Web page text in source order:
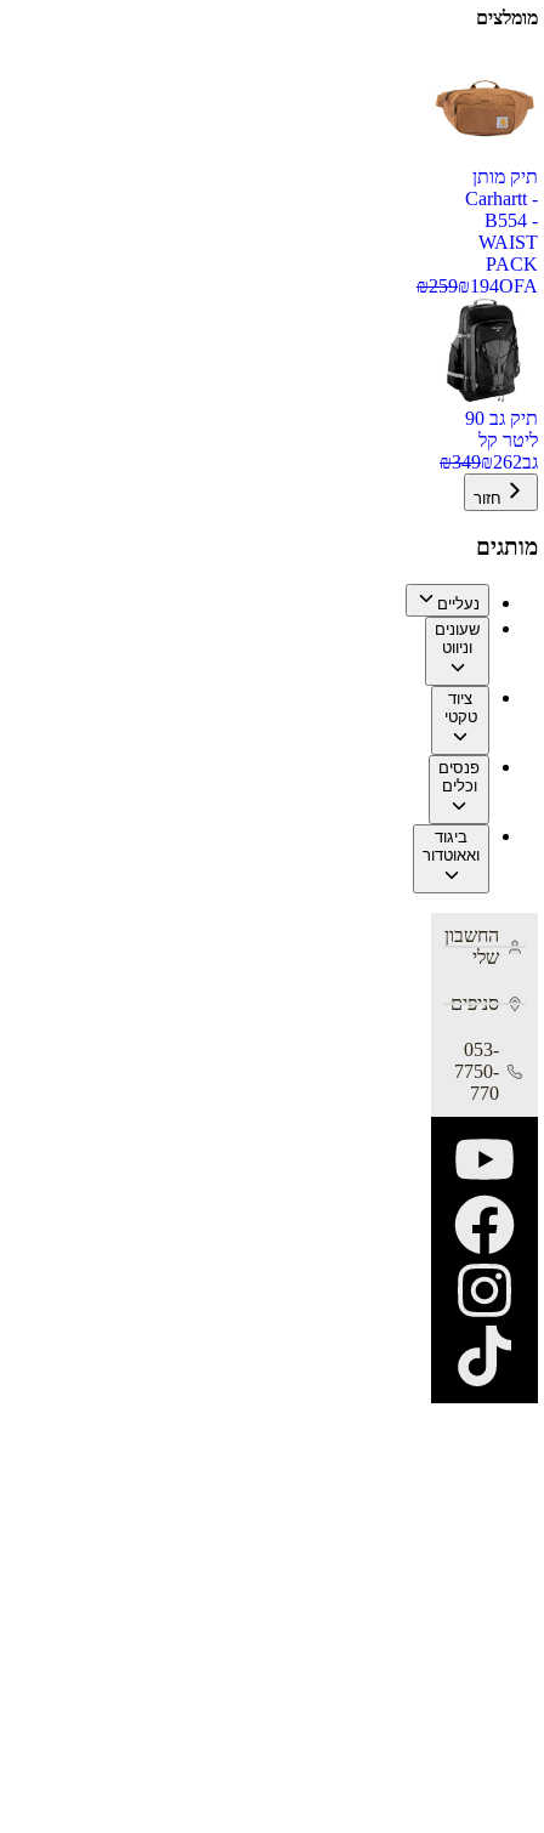
מומלצים
תיק מותן
Carhartt -
B554 -
WAIST
PACK
OFA
₪194
₪259
תיק גב 90
ליטר קל
גב
₪262
₪349
חזור
מותגים
נעליים
שעונים
וניווט
ציוד
טקטי
פנסים
וכלים
ביגוד
ואאוטדור
החשבון
שלי
סניפים
053-
7750-
770